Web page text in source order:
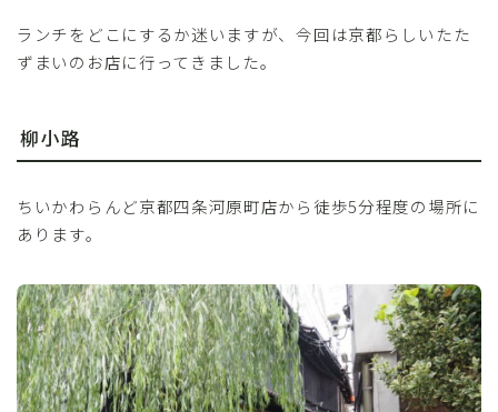
ランチをどこにするか迷いますが、今回は京都らしいたた
ずまいのお店に行ってきました。
柳小路
ちいかわらんど京都四条河原町店から徒歩5分程度の場所に
あります。